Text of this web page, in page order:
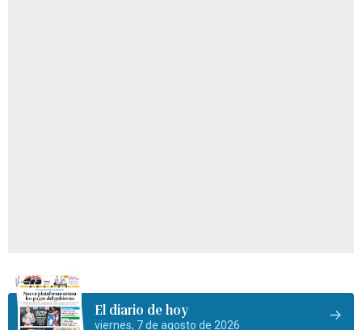
El diario de hoy
viernes, 7 de agosto de 2026